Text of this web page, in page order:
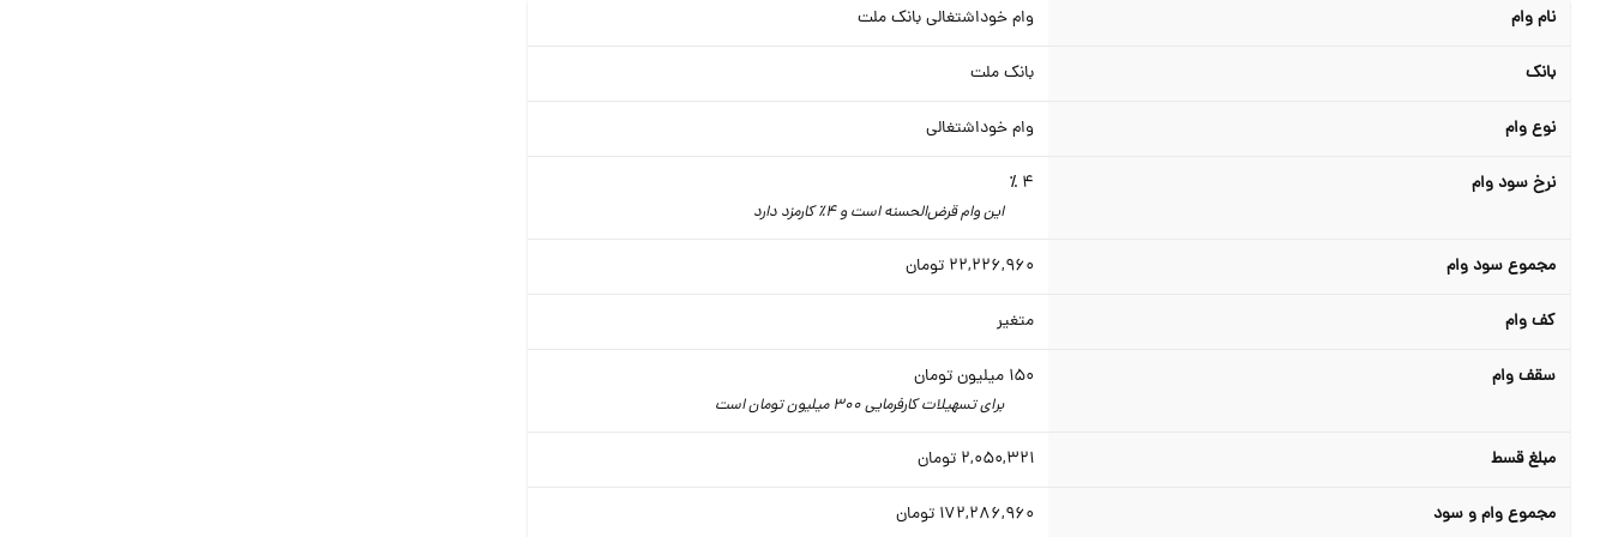
نام وام وام خوداشتغالی بانک ملت
بانک بانک ملت
نوع وام وام خوداشتغالی
نرخ سود وام 4 ٪
این وام قرض‌الحسنه است و 4٪ کارمزد دارد
مجموع سود وام 22,226,960 تومان
کف وام متغیر
سقف وام 150 میلیون تومان
برای تسهیلات کارفرمایی 300 میلیون تومان است
مبلغ قسط 2,050,321 تومان
مجموع وام و سود 172,286,960 تومان